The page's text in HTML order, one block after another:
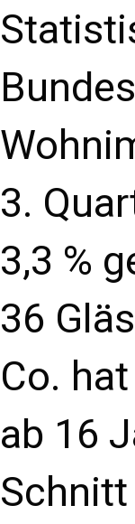
3.
3,3 %
36
Co.
ab 16